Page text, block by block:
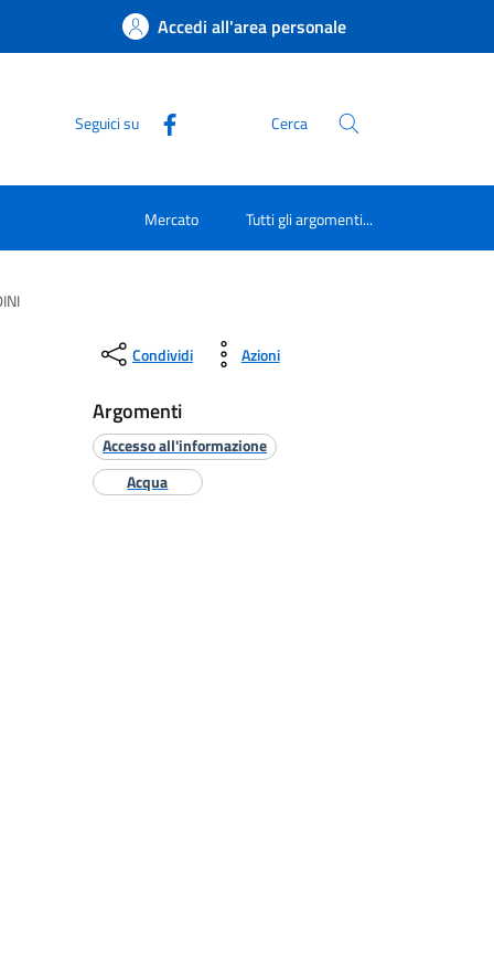
Accedi all'area personale
Seguici su Cerca
Mercato Tutti gli argomenti...
Condividi Azioni
Argomenti
Accesso all'informazione
Acqua